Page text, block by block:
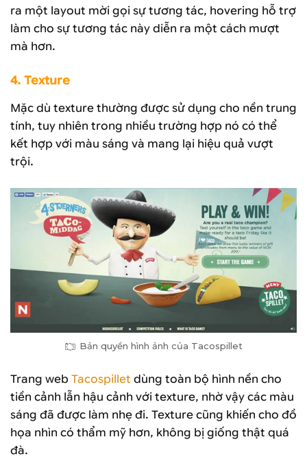
ra một layout mời gọi sự tương tác, hovering hỗ trợ
làm cho sự tương tác này diễn ra một cách mượt
mà hơn.
4. Texture
Mặc dù texture thường được sử dụng cho nền trung
tính, tuy nhiên trong nhiều trường hợp nó có thể
kết hợp với màu sáng và mang lại hiệu quả vượt
trội.
Bản quyền hình ảnh của Tacospillet
Trang web Tacospillet dùng toàn bộ hình nền cho
tiền cảnh lẫn hậu cảnh với texture, nhờ vậy các màu
sáng đã được làm nhẹ đi. Texture cũng khiến cho đồ
họa nhìn có thẩm mỹ hơn, không bị giống thật quá
đà.